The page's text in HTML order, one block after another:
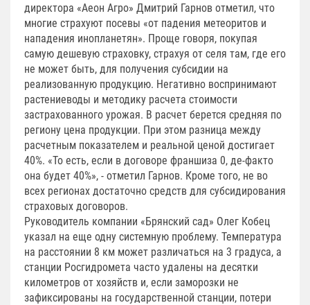
директора «Аеон Агро» Дмитрий Гарнов отметил, что
многие страхуют посевы «от падения метеоритов и
нападения инопланетян». Проще говоря, покупая
самую дешевую страховку, страхуя от селя там, где его
не может быть, для получения субсидии на
реализованную продукцию. Негативно воспринимают
растениеводы и методику расчета стоимости
застрахованного урожая. В расчет берется средняя по
региону цена продукции. При этом разница между
расчетным показателем и реальной ценой достигает
40%. «То есть, если в договоре франшиза 0, де-факто
она будет 40%», - отметил Гарнов. Кроме того, не во
всех регионах достаточно средств для субсидирования
страховых договоров.
Руководитель компании «Брянский сад» Олег Кобец
указал на еще одну системную проблему. Температура
на расстоянии 8 км может различаться на 3 градуса, а
станции Росгидромета часто удалены на десятки
километров от хозяйств и, если заморозки не
зафиксированы на государственной станции, потери